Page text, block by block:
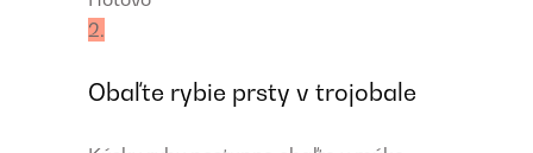
2.
Obaľte rybie prsty v trojobale